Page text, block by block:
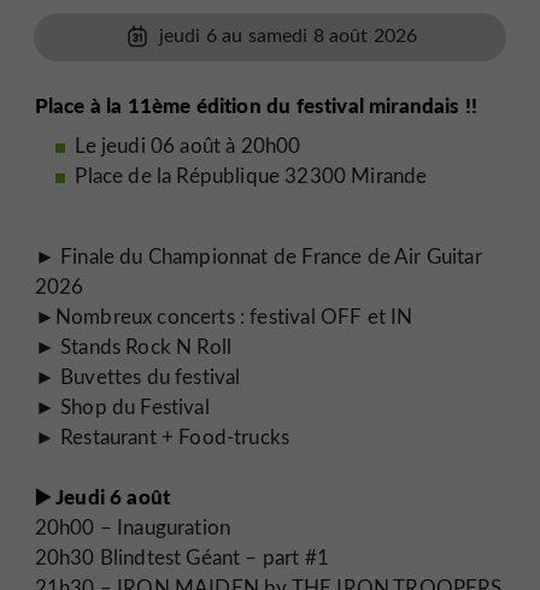
jeudi 6 au samedi 8 août 2026
Place à la 11ème édition du festival mirandais !!
Le jeudi 06 août à 20h00
Place de la République 32300 Mirande
► Finale du Championnat de France de Air Guitar
2026
►Nombreux concerts : festival OFF et IN
► Stands Rock N Roll
► Buvettes du festival
► Shop du Festival
► Restaurant + Food-trucks
▶️ Jeudi 6 août
20h00 – Inauguration
20h30 Blindtest Géant – part #1